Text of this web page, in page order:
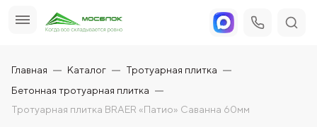
Главная Каталог
Тротуарная плитка
Бетонная тротуарная плитка
Тротуарная плитка BRAER «Патио» Саванна 60мм